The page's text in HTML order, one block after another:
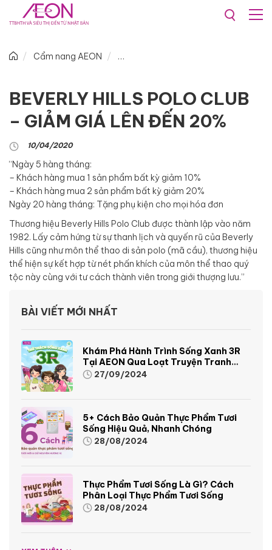
Cẩm nang AEON
BEVERLY HILLS POLO CLUB
– GIẢM GIÁ LÊN ĐẾN 20%
10/04/2020
“Ngày 5 hàng tháng:
– Khách hàng mua 1 sản phẩm bất kỳ giảm 10%
– Khách hàng mua 2 sản phẩm bất kỳ giảm 20%
Ngày 20 hàng tháng: Tặng phụ kiện cho mọi hóa đơn
Thương hiệu Beverly Hills Polo Club được thành lập vào năm
1982. Lấy cảm hứng từ sự thanh lịch và quyến rũ của Beverly
Hills cũng như môn thể thao di sản polo (mã cầu), thương hiệu
thể hiện sự kết hợp từ nét phấn khích của môn thể thao quý
tộc này cùng với tư cách thành viên trong giới thượng lưu.”
BÀI VIẾT MỚI NHẤT
Khám Phá Hành Trình Sống Xanh 3R
Tại AEON Qua Loạt Truyện Tranh
Sinh Động Và Thú Vị
27/09/2024
5+ Cách Bảo Quản Thực Phẩm Tươi
Sống Hiệu Quả, Nhanh Chóng
28/08/2024
Thực Phẩm Tươi Sống Là Gì? Cách
Phân Loại Thực Phẩm Tươi Sống
28/08/2024